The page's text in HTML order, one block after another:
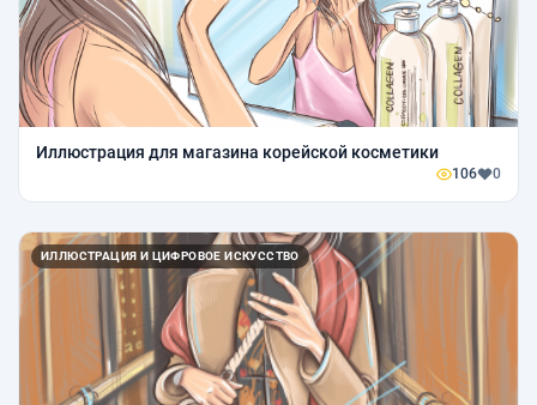
Иллюстрация для магазина корейской косметики
106 0
ИЛЛЮСТРАЦИЯ И ЦИФРОВОЕ ИСКУССТВО